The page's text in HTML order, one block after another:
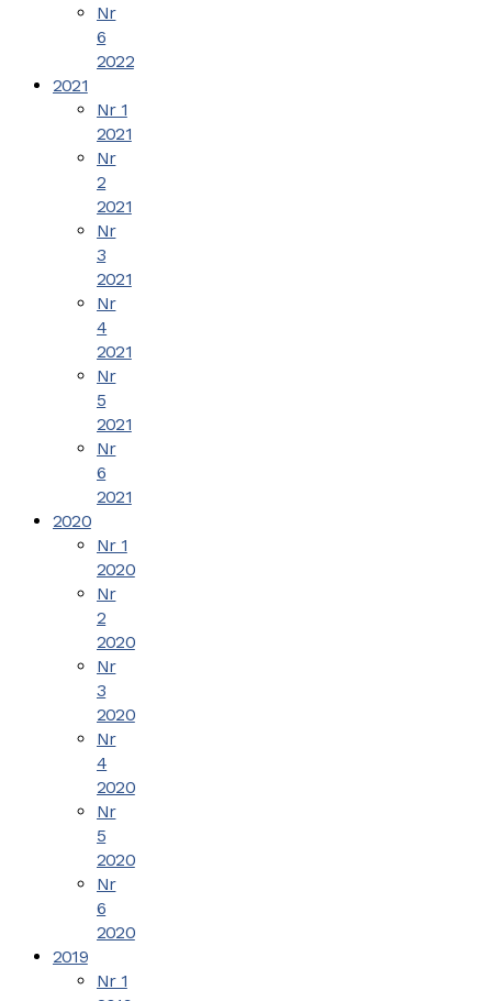
Nr
6
2022
2021
Nr 1
2021
Nr
2
2021
Nr
3
2021
Nr
4
2021
Nr
5
2021
Nr
6
2021
2020
Nr 1
2020
Nr
2
2020
Nr
3
2020
Nr
4
2020
Nr
5
2020
Nr
6
2020
2019
Nr 1